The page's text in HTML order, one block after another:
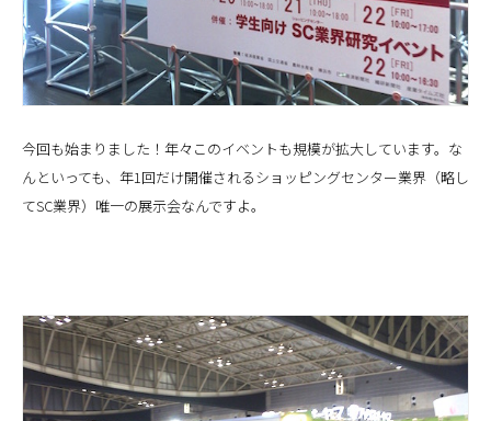
今回も始まりました！年々このイベントも規模が拡大しています。な
んといっても、年1回だけ開催されるショッピングセンター業界（略し
てSC業界）唯一の展示会なんですよ。